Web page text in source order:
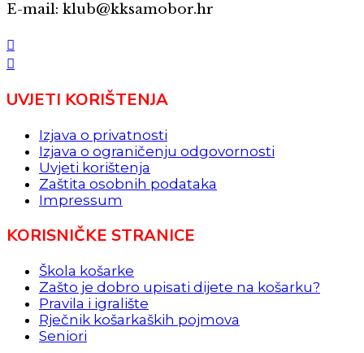
E-mail: klub@kksamobor.hr
UVJETI KORIŠTENJA
Izjava o privatnosti
Izjava o ograničenju odgovornosti
Uvjeti korištenja
Zaštita osobnih podataka
Impressum
KORISNIČKE STRANICE
Škola košarke
Zašto je dobro upisati dijete na košarku?
Pravila i igralište
Rječnik košarkaških pojmova
Seniori